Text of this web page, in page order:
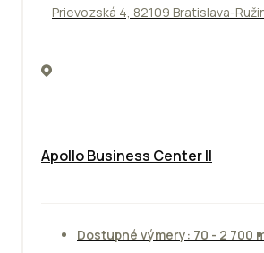
Prievozská 4, 82109 Bratislava-
Apollo Business Center II
Dostupné výmery: 70 - 2 700